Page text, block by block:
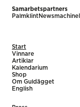
Samarbetspartners
PalmklintNewsmachine
Start
Vinnare
Artiklar
Kalendarium
Shop
Om Guldägget
English